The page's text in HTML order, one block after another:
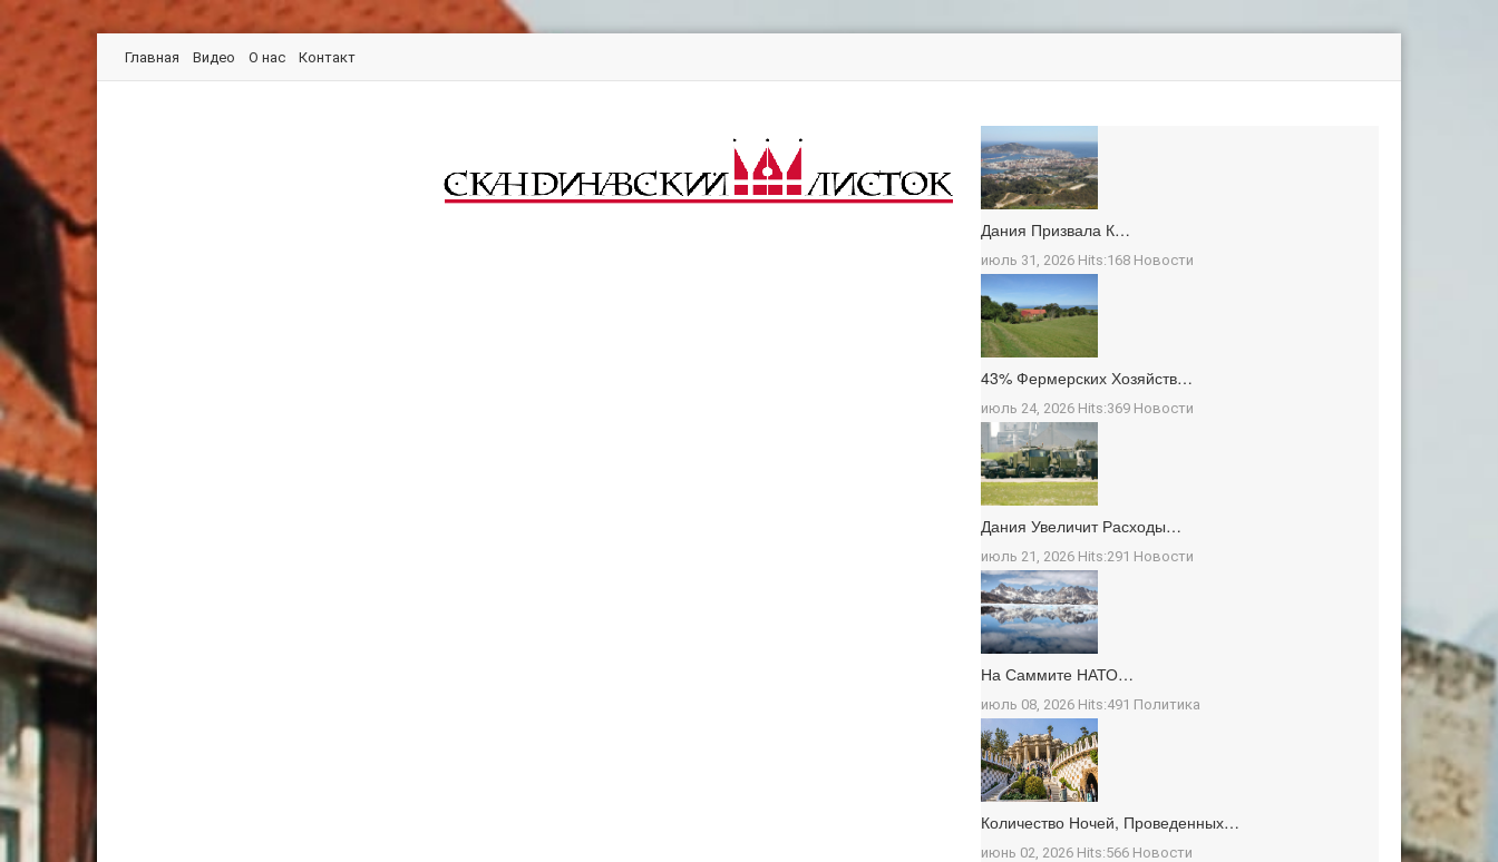
Главная Видео О нас Контакт
Дания Призвала К…
июль 31, 2026 Hits:168 Новости
43% Фермерских Хозяйств…
июль 24, 2026 Hits:369 Новости
Дания Увеличит Расходы…
июль 21, 2026 Hits:291 Новости
На Саммите НАТО…
июль 08, 2026 Hits:491 Политика
Количество Ночей, Проведенных…
июнь 02, 2026 Hits:566 Новости